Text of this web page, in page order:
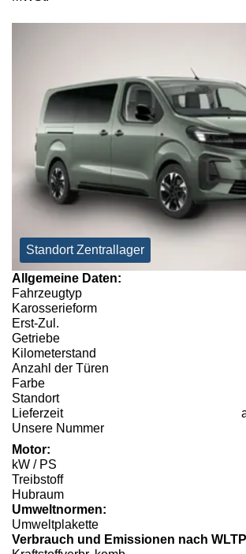
Standort Zentrallager
Allgemeine Daten:
Fahrzeugtyp
Karosserieform
Erst-Zul.
Getriebe
Kilometerstand
Anzahl der Türen
Farbe
Standort
Lieferzeit
Unsere Nummer
Motor:
kW / PS
Treibstoff
Hubraum
Umweltnormen:
Umweltplakette
Verbrauch und Emissionen nach